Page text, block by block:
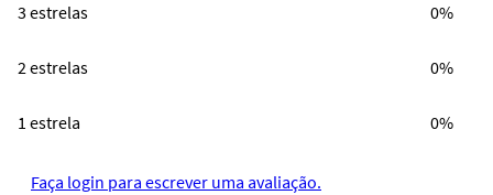
3 estrelas 0%
2 estrelas 0%
1 estrela 0%
Faça login para escrever uma avaliação.